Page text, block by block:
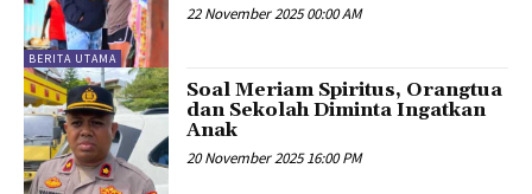
BERITA UTAMA
22 November 2025 00:00 AM
Soal Meriam Spiritus, Orangtua
dan Sekolah Diminta Ingatkan
Anak
20 November 2025 16:00 PM